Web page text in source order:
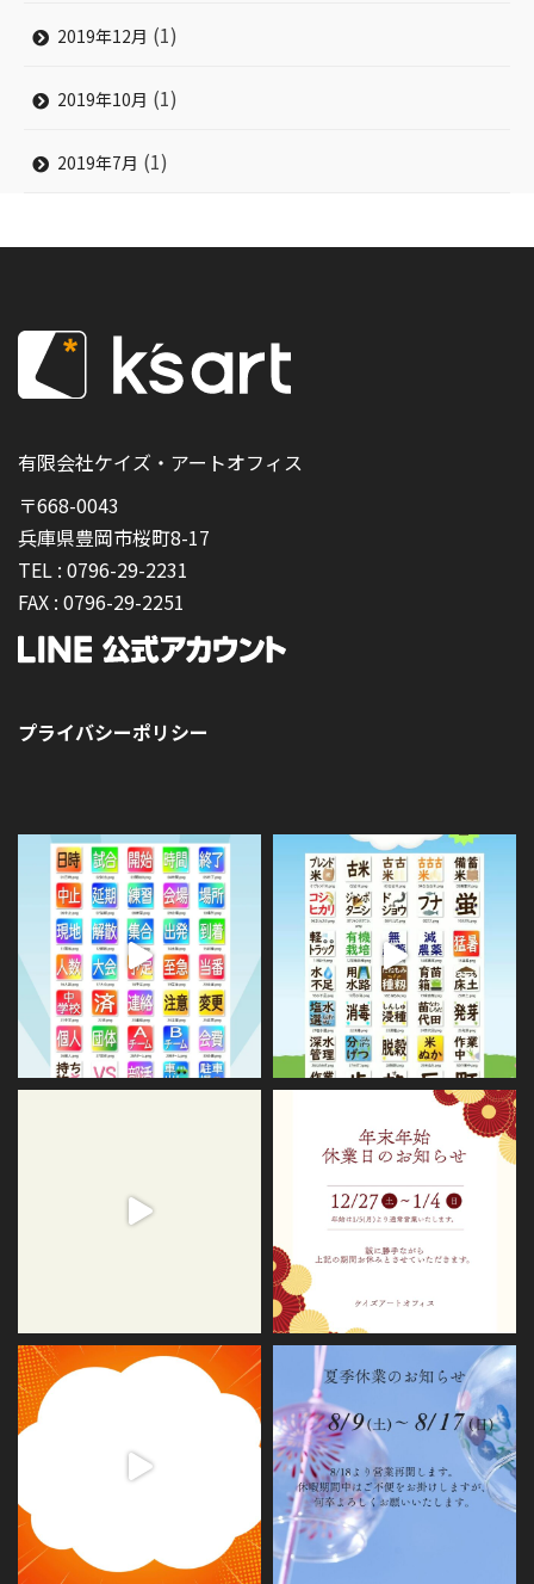
2019年12月 (1)
2019年10月 (1)
2019年7月 (1)
有限会社ケイズ・アートオフィス
〒668-0043
兵庫県豊岡市桜町8-17
TEL : 0796-29-2231
FAX : 0796-29-2251
プライバシーポリシー